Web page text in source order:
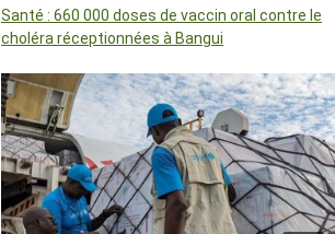
Santé : 660 000 doses de vaccin oral contre le
choléra réceptionnées à Bangui